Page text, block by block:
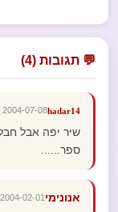
💬 תגובות (4)
hadar14
2004-07-08 18:25:20
שיר יפה אבל
ספר......
אנונימי 2004-02-01 15:08:35